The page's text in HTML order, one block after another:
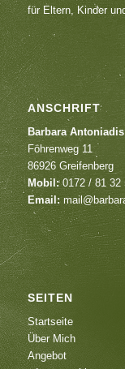
für Eltern, Kinder
ANSCHRIFT
Barbara
Föhrenweg 11
86926 Greifenberg
Mobil:0172 / 81 32
Email:
SEITEN
Startseite
Über Mich
Angebot